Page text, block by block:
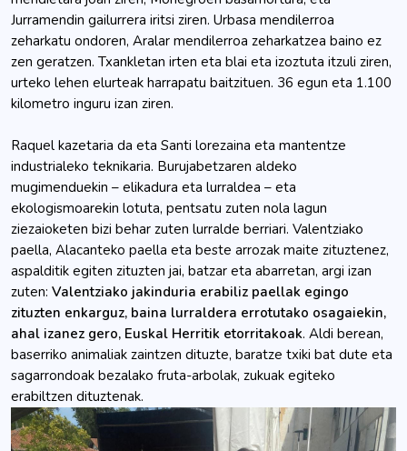
Jurramendin gailurrera iritsi ziren. Urbasa mendilerroa
zeharkatu ondoren, Aralar mendilerroa zeharkatzea baino ez
zen geratzen. Txankletan irten eta blai eta izoztuta itzuli ziren,
urteko lehen elurteak harrapatu baitzituen. 36 egun eta 1.100
kilometro inguru izan ziren.
Raquel kazetaria da eta Santi lorezaina eta mantentze
industrialeko teknikaria. Burujabetzaren aldeko
mugimenduekin – elikadura eta lurraldea – eta
ekologismoarekin lotuta, pentsatu zuten nola lagun
ziezaioketen bizi behar zuten lurralde berriari. Valentziako
paella, Alacanteko paella eta beste arrozak maite zituztenez,
aspalditik egiten zituzten jai, batzar eta abarretan, argi izan
zuten: Valentziako jakinduria erabiliz paellak egingo
zituzten enkarguz, baina lurraldera errotutako osagaiekin,
ahal izanez gero, Euskal Herritik etorritakoak. Aldi berean,
baserriko animaliak zaintzen dituzte, baratze txiki bat dute eta
sagarrondoak bezalako fruta-arbolak, zukuak egiteko
erabiltzen dituztenak.